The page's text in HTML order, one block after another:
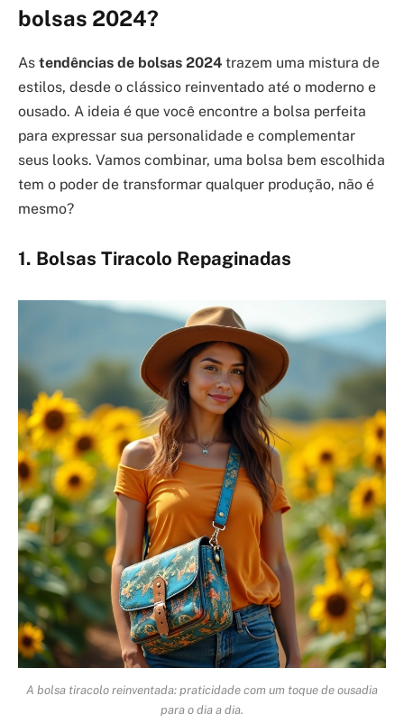
bolsas 2024?
As tendências de bolsas 2024 trazem uma mistura de
estilos, desde o clássico reinventado até o moderno e
ousado. A ideia é que você encontre a bolsa perfeita
para expressar sua personalidade e complementar
seus looks. Vamos combinar, uma bolsa bem escolhida
tem o poder de transformar qualquer produção, não é
mesmo?
1. Bolsas Tiracolo Repaginadas
A bolsa tiracolo reinventada: praticidade com um toque de ousadia
para o dia a dia.